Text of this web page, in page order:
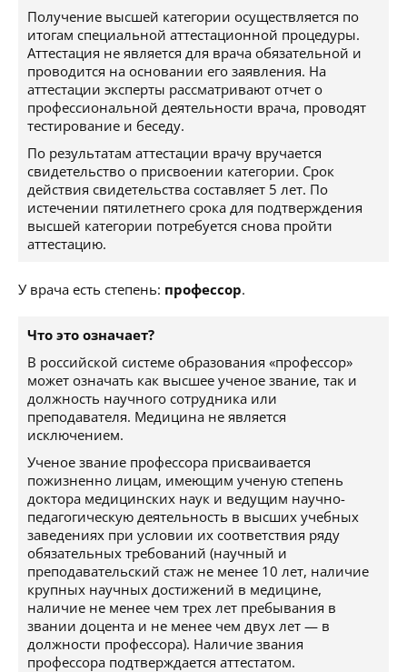
Получение высшей категории осуществляется по
итогам специальной аттестационной процедуры.
Аттестация не является для врача обязательной и
проводится на основании его заявления. На
аттестации эксперты рассматривают отчет о
профессиональной деятельности врача, проводят
тестирование и беседу.
По результатам аттестации врачу вручается
свидетельство о присвоении категории. Срок
действия свидетельства составляет 5 лет. По
истечении пятилетнего срока для подтверждения
высшей категории потребуется снова пройти
аттестацию.
У врача есть степень: профессор.
Что это означает?
В российской системе образования «профессор»
может означать как высшее ученое звание, так и
должность научного сотрудника или
преподавателя. Медицина не является
исключением.
Ученое звание профессора присваивается
пожизненно лицам, имеющим ученую степень
доктора медицинских наук и ведущим научно-
педагогическую деятельность в высших учебных
заведениях при условии их соответствия ряду
обязательных требований (научный и
преподавательский стаж не менее 10 лет, наличие
крупных научных достижений в медицине,
наличие не менее чем трех лет пребывания в
звании доцента и не менее чем двух лет — в
должности профессора). Наличие звания
профессора подтверждается аттестатом.